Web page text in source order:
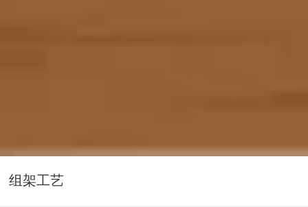
组架工艺